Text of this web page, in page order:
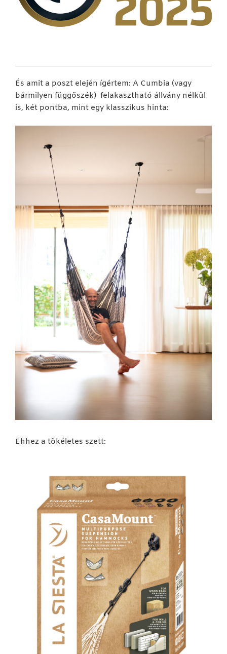
És amit a poszt elején ígértem: A Cumbia (vagy
bármilyen függőszék) felakasztható állvány nélkül
is, két pontba, mint egy klasszikus hinta:
Ehhez a tökéletes szett: